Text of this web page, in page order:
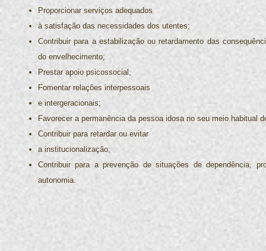
Proporcionar serviços adequados
à satisfação das necessidades dos utentes;
Contribuir para a estabilização ou retardamento das
do envelhecimento;
Prestar apoio psicossocial;
Fomentar relações interpessoais
e intergeracionais;
Favorecer a permanência da pessoa idosa no seu meio habitual
Contribuir para retardar ou evitar
a institucionalização;
Contribuir para a prevenção de situações de dependência,
autonomia.